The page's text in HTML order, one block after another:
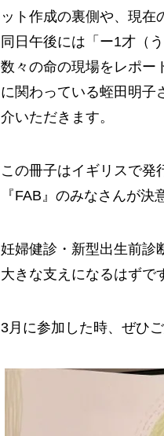
ット作成の裏側や、現在
同日午後には「ー1才（
数々の命の現場をレポー
に関わっている蛭田明子
介いただきます。
この冊子はイギリスで発
『FAB』のみなさんが決
妊婦健診・新型出生前診
大きな支えになるはずで
3月に参加した時、ぜひ